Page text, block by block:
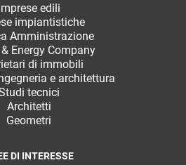
edili
impiantistiche
Amministrazione
Energy Company
di immobili
e architettura
tecnici
Architetti
Geometri
DI INTERESSE